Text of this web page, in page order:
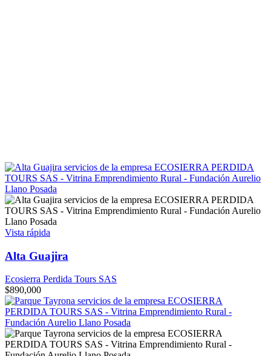
Vista rápida
Alta Guajira
Ecosierra Perdida Tours SAS
$890,000